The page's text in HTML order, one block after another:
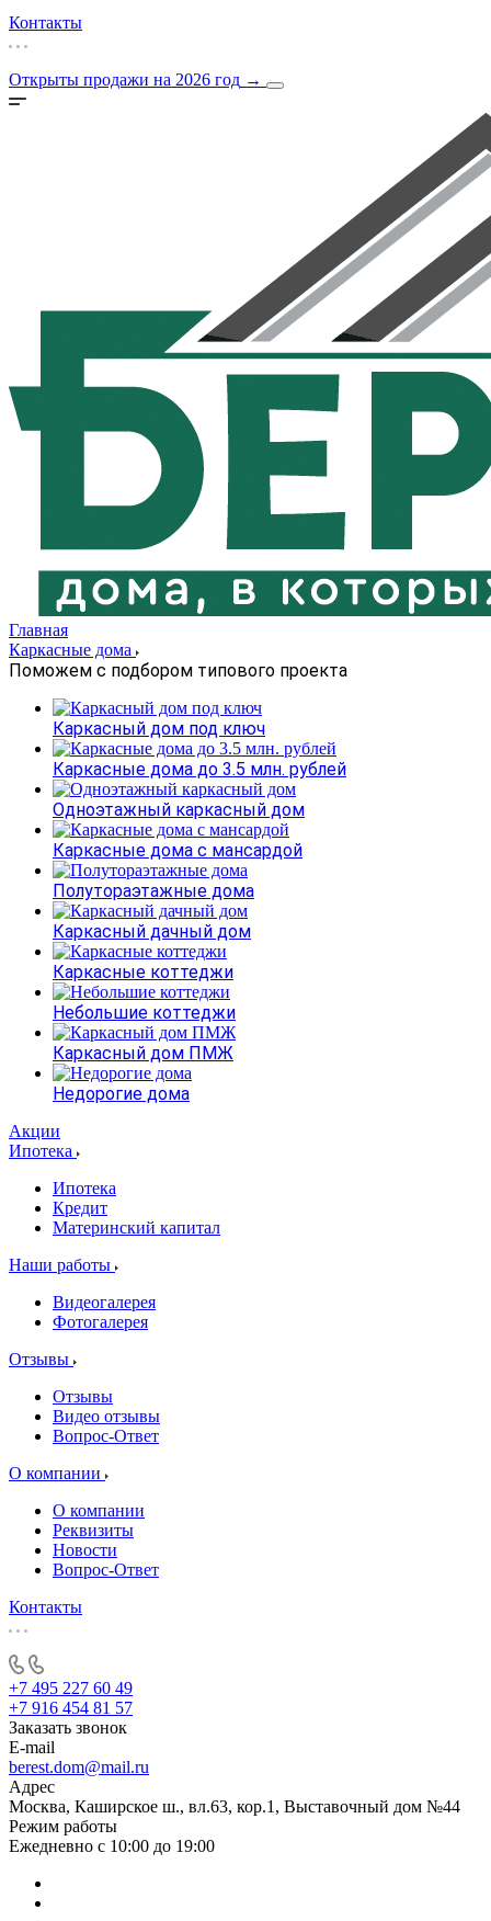
Контакты
Открыты продажи на 2026 год →
Главная
Каркасные дома
Поможем с подбором типового проекта
Каркасный дом под ключ
Каркасные дома до 3.5 млн. рублей
Одноэтажный каркасный дом
Каркасные дома с мансардой
Полутораэтажные дома
Каркасный дачный дом
Каркасные коттеджи
Небольшие коттеджи
Каркасный дом ПМЖ
Недорогие дома
Акции
Ипотека
Ипотека
Кредит
Материнский капитал
Наши работы
Видеогалерея
Фотогалерея
Отзывы
Отзывы
Видео отзывы
Вопрос-Ответ
О компании
О компании
Реквизиты
Новости
Вопрос-Ответ
Контакты
+7 495 227 60 49
+7 916 454 81 57
Заказать звонок
E-mail
berest.dom@mail.ru
Адрес
Москва, Каширское ш., вл.63, кор.1, Выставочный дом №44
Режим работы
Ежедневно с 10:00 до 19:00